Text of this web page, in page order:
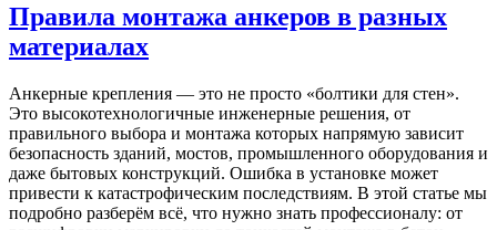
Правила монтажа анкеров в разных
материалах
Анкерные крепления — это не просто «болтики для стен».
Это высокотехнологичные инженерные решения, от
правильного выбора и монтажа которых напрямую зависит
безопасность зданий, мостов, промышленного оборудования и
даже бытовых конструкций. Ошибка в установке может
привести к катастрофическим последствиям. В этой статье мы
подробно разберём всё, что нужно знать профессионалу: от